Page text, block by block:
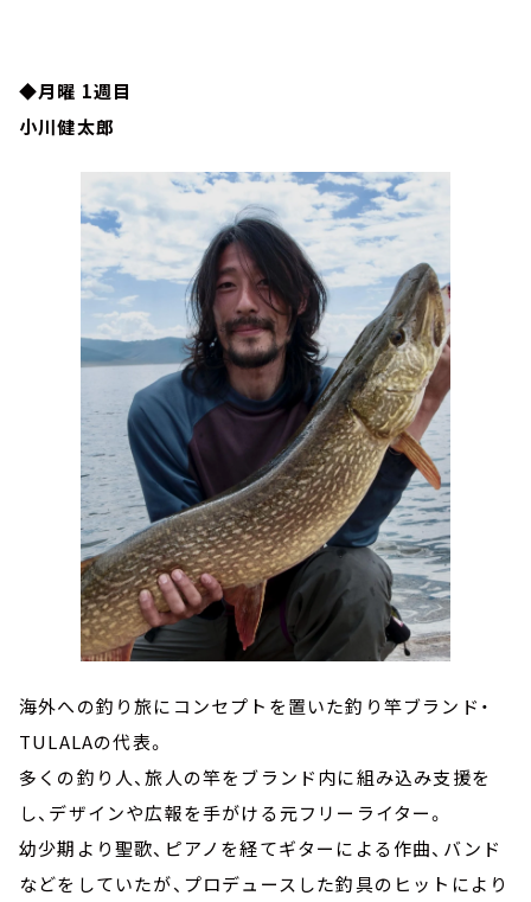
◆月曜 1週目
小川健太郎
海外への釣り旅にコンセプトを置いた釣り竿ブランド・
TULALAの代表。
多くの釣り人、旅人の竿をブランド内に組み込み支援を
し、デザインや広報を手がける元フリーライター。
幼少期より聖歌、ピアノを経てギターによる作曲、バンド
などをしていたが、プロデュースした釣具のヒットにより